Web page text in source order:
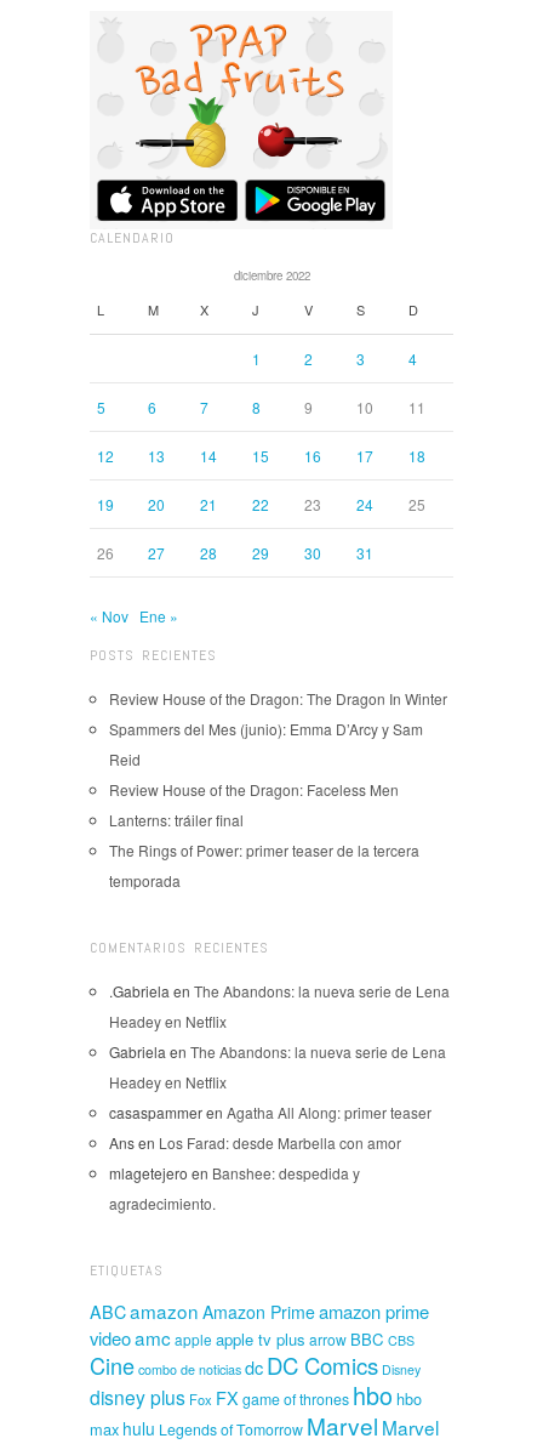
CALENDARIO
diciembre 2022
L M X J V S D
1 2 3 4
5 6 7 8 9 10 11
12 13 14 15 16 17 18
19 20 21 22 23 24 25
26 27 28 29 30 31
« Nov Ene »
POSTS RECIENTES
Review House of the Dragon: The Dragon In Winter
Spammers del Mes (junio): Emma D’Arcy y Sam
Reid
Review House of the Dragon: Faceless Men
Lanterns: tráiler final
The Rings of Power: primer teaser de la tercera
temporada
COMENTARIOS RECIENTES
.Gabriela en The Abandons: la nueva serie de Lena
Headey en Netflix
Gabriela en The Abandons: la nueva serie de Lena
Headey en Netflix
casaspammeren Agatha All Along: primer teaser
Ansen Los Farad: desde Marbella con amor
mlagetejero en Banshee: despedida y
agradecimiento.
ETIQUETAS
ABCamazon Amazon Primeamazon prime
videoamcapple apple tv plus arrow BBC CBS
Cine combo de noticias dcDC Comics Disney
disney plus Fox FX game of thrones hbo hbo
max hulu Legends of Tomorrow Marvel Marvel